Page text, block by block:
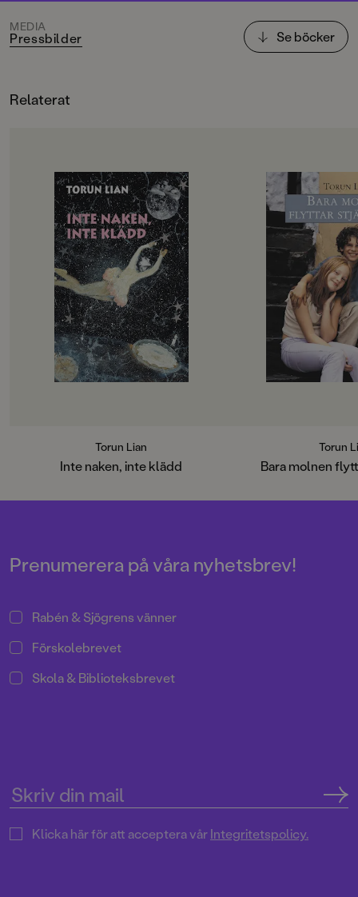
MEDIA
Pressbilder Se böcker
Relaterat
Torun Lian
Inte naken, inte klädd
Torun
Bara molnen
Prenumerera på våra nyhetsbrev!
Rabén & Sjögrens vänner
Förskolebrevet
Skola & Biblioteksbrevet
Klicka här för att acceptera vårIntegritetspolicy.